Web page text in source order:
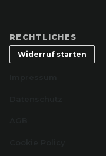
RECHTLICHES
Widerruf starten